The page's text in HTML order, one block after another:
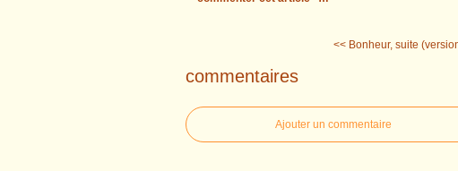
<< Bonheur, suite
commentaires
Ajouter un commentaire